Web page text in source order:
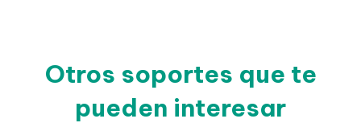
Otros soportes que te
pueden interesar